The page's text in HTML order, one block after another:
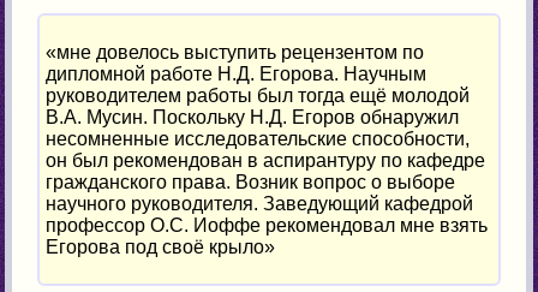
«мне довелось выступить рецензентом по
дипломной работе Н.Д. Егорова. Научным
руководителем работы был тогда ещё молодой
В.А. Мусин. Поскольку Н.Д. Егоров обнаружил
несомненные исследовательские способности,
он был рекомендован в аспирантуру по кафедре
гражданского права. Возник вопрос о выборе
научного руководителя. Заведующий кафедрой
профессор О.С. Иоффе рекомендовал мне взять
Егорова под своё крыло»